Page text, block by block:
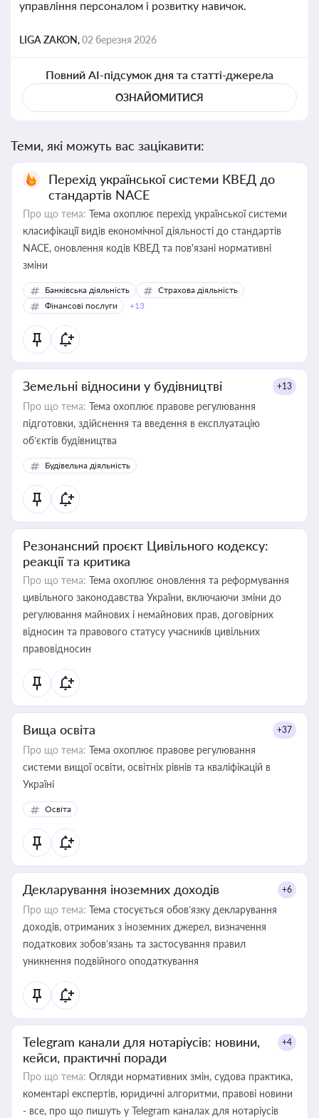
управління персоналом і розвитку навичок.
LIGA ZAKON,02 березня 2026
Повний AI-підсумок дня та статті-джерела
ОЗНАЙОМИТИСЯ
Теми, які можуть вас зацікавити:
Перехід української системи КВЕД до
стандартів NACE
Про що тема: Тема охоплює перехід української системи
класифікації видів економічної діяльності до стандартів
NACE, оновлення кодів КВЕД та пов'язані нормативні
зміни
Банківська діяльність
Страхова діяльність
Фінансові послуги
+13
Земельні відносини у будівництві +13
Про що тема: Тема охоплює правове регулювання
підготовки, здійснення та введення в експлуатацію
об’єктів будівництва
Будівельна діяльність
Резонансний проєкт Цивільного кодексу:
реакції та критика
Про що тема: Тема охоплює оновлення та реформування
цивільного законодавства України, включаючи зміни до
регулювання майнових і немайнових прав, договірних
відносин та правового статусу учасників цивільних
правовідносин
Вища освіта +37
Про що тема: Тема охоплює правове регулювання
системи вищої освіти, освітніх рівнів та кваліфікацій в
Україні
Освіта
Декларування іноземних доходів +6
Про що тема: Тема стосується обов’язку декларування
доходів, отриманих з іноземних джерел, визначення
податкових зобов’язань та застосування правил
уникнення подвійного оподаткування
Telegram канали для нотаріусів: новини,
кейси, практичні поради
+4
Про що тема: Огляди нормативних змін, судова практика,
коментарі експертів, юридичні алгоритми, правові новини
- все, про що пишуть у Telegram каналах для нотаріусів